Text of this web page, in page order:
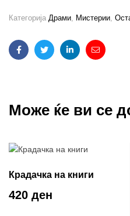
Категорија Драми Мистерии
FacebookTwitterLinkedinEmail
Може ќе ви се
Крадачка на книги
420 ден